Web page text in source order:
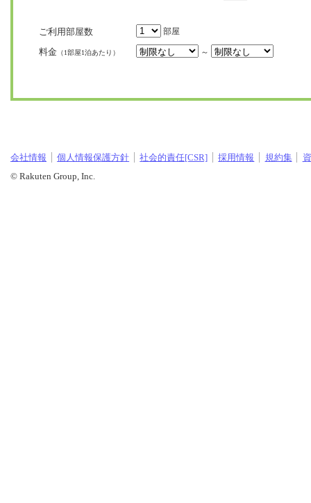
ご利用部屋数 部屋
料金 （1部屋1泊あたり） ～
会社情報 個人情報保護方針 社会的責任[CSR] 採用情報 規約集
© Rakuten Group, Inc.